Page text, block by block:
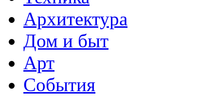
Архитектура
Дом и быт
Арт
События